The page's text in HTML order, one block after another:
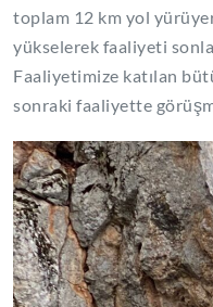
toplam 12 km yol
yükselerek faaliyeti
Faaliyetimize katılan
sonraki faaliyette